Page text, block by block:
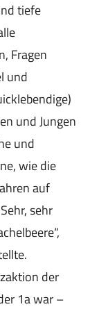
tiefe
Fragen
und
und Jungen
und
wie die
auf
sehr
der
1a war –